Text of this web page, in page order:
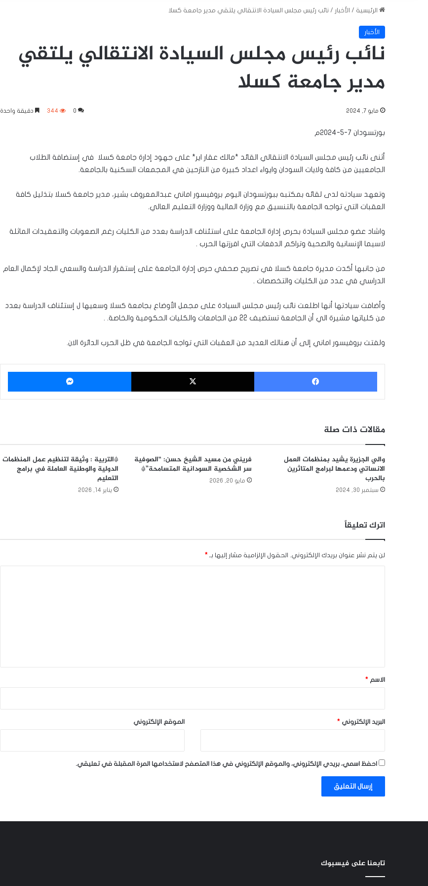
الرئيسية / الأخبار / نائب رئيس مجلس السيادة الانتقالي يلتقي مدير جامعة كسلا
الأخبار
نائب رئيس مجلس السيادة الانتقالي يلتقي
مدير جامعة كسلا
مايو 7, 2024 0
344 دقيقة واحدة
بورتسودان ٧-٥-٢٠٢٤م
أثنى نائب رئيس مجلس السيادة الانتقالي القائد *مالك عقار اير* على جهود إدارة جامعة كسلا في إستضافة الطلاب
الجامعيين من كافة ولايات السودان وايواء اعداد كبيرة من النازحين في المجمعات السكنية بالجامعة.
وتعهد سيادته لدى لقائه بمكتبه ببورتسودان اليوم بروفيسور اماني عبدالمعروف بشير، مدير جامعة كسلا بتذليل كافة
العقبات التي تواجه الجامعة بالتنسيق مع وزارة المالية ووزارة التعليم العالي.
واشاد عضو مجلس السيادة بحرص إدارة الجامعة على استئناف الدراسة بعدد من الكليات رغم الصعوبات والتعقيدات الماثلة
لاسيما الإنسانية والصحية وتراكم الدفعات التي افرزتها الحرب .
من جانبها أكدت مديرة جامعة كسلا في تصريح صحفي حرص إدارة الجامعة على إستقرار الدراسة والسعي الجاد لإكمال العام
الدراسي في عدد من الكليات والتخصصات .
وأضافت سيادتها أنها اطلعت نائب رئيس مجلس السيادة على مجمل الأوضاع بجامعة كسلا وسعيها ل إستئناف الدراسة بعدد
من كلياتها مشيرة الي أن الجامعة تستضيف 22 من الجامعات والكليات الحكومية والخاصة. .
ولفتت بروفيسور اماني إلى أن هنالك العديد من العقبات التي تواجه الجامعة في ظل الحرب الدائرة الان.
فيسبوك ‫X
مقالات ذات صلة
والي الجزيرة يشيد بمنظمات العمل
الانساتي ودعمها لبرامج المتاثرين
بالحرب
سبتمبر 30, 2024
فريني من مسيد الشيخ حسن: “الصوفية
سر الشخصية السودانية المتسامحة”*
مايو 20, 2026
*التربية : وثيقة لتنظيم عمل المنظمات
الدولية والوطنية العاملة في برامج
التعليم
يناير 14, 2026
اترك تعليقاً
لن يتم نشر عنوان بريدك الإلكتروني. الحقول الإلزامية مشار إليها بـ *
*الاسم *
البريد الإلكتروني * الموقع الإلكتروني
احفظ اسمي، بريدي الإلكتروني، والموقع الإلكتروني في هذا المتصفح لاستخدامها المرة المقبلة في تعليقي.
تابعنا على فيسبوك